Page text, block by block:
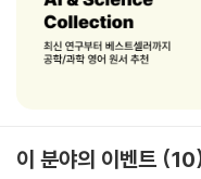
이 분야의 이벤트 10